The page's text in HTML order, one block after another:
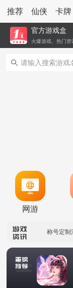
推荐 仙侠 卡牌
官方游戏盒
火爆游戏、热门资
网游
永久累
永久单日
称号定制
单日积分